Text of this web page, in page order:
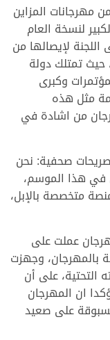
مهرجانات المزاين
لنسخة العام
لإيصالها من
حيث تمتلك دولة
وكبرى
مثل هذه
من اشادة في
صحفية: نحن
في هذا الموسم،
متخصصة بالإبل،
عملت على
بالمهرجان، وجهزت
التحتية، على أن
ان المهرجان
على صعيد